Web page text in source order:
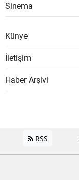
Sinema
Künye
İletişim
Haber Arşivi
RSS